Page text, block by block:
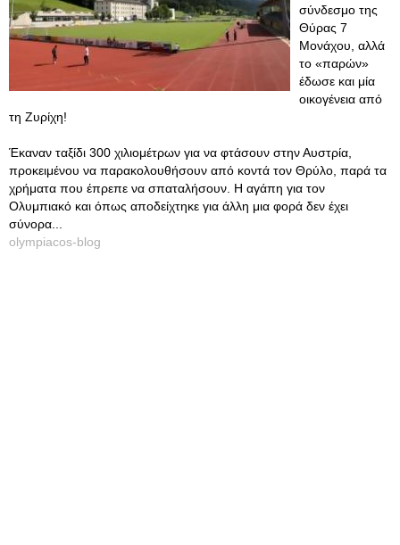
σύνδεσμο της
Θύρας 7
Μονάχου, αλλά
το «παρών»
έδωσε και μία
οικογένεια από
τη Ζυρίχη!
Έκαναν ταξίδι 300 χιλιομέτρων για να φτάσουν στην Αυστρία,
προκειμένου να παρακολουθήσουν από κοντά τον Θρύλο, παρά τα
χρήματα που έπρεπε να σπαταλήσουν. Η αγάπη για τον
Ολυμπιακό και όπως αποδείχτηκε για άλλη μια φορά δεν έχει
σύνορα...
olympiacos-blog